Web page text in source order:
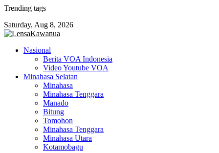
Skip
content
Trending tags
Saturday, Aug 8, 2026
Nasional
Berita VOA Indonesia
Video Youtube VOA
Minahasa Selatan
Minahasa
Minahasa Tenggara
Manado
Bitung
Tomohon
Minahasa Tenggara
Minahasa Utara
Kotamobagu